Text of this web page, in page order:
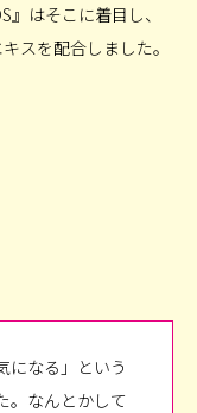
』はそこに着目し、
スを配合しました。
になる」という
。なんとかして